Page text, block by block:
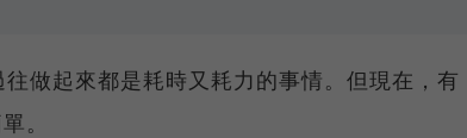
做起來都是耗時又耗力的事情。但現在，有
。